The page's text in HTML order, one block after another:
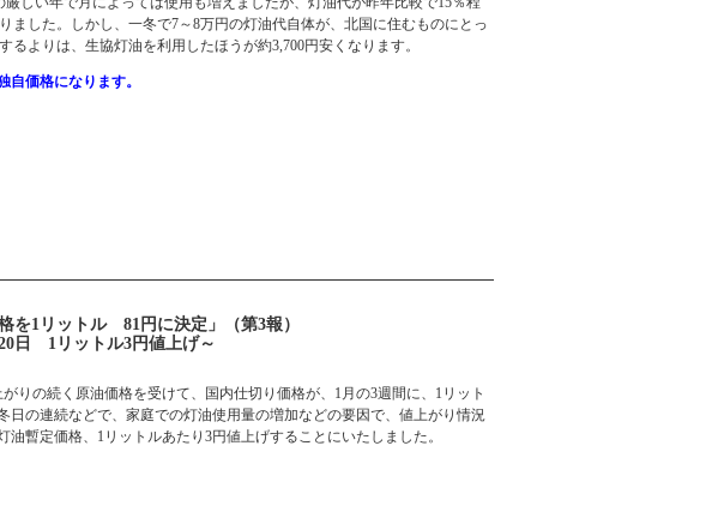
ました。しかし、一冬で7～8万円の灯油代自体が、北国に住むものにとっ
よりは、生協灯油を利用したほうが約3,700円安くなります。
価格になります。
を1リットル 81円に決定」（第3報）
日 1リットル3円値上げ～
の続く原油価格を受けて、国内仕切り価格が、1月の3週間に、1リット
の連続などで、家庭での灯油使用量の増加などの要因で、値上がり情況
暫定価格、1リットルあたり3円値上げすることにいたしました。